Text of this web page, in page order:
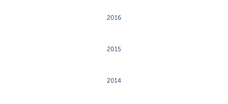
2016
2015
2014